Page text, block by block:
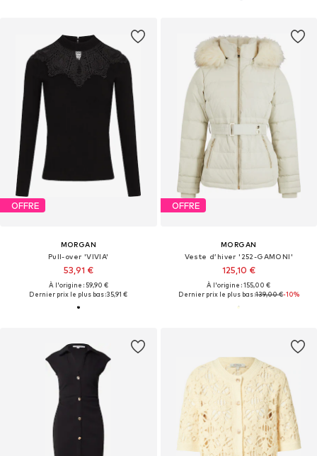
OFFRE
MORGAN
Pull-over 'VIVIA'
53,91 €
À l'origine : 59,90 €
Dernier prix le plus bas :35,91 €
OFFRE
MORGAN
Veste d’hiver '252-GAMONI'
125,10 €
À l'origine : 155,00 €
Dernier prix le plus bas :139,00 €-10%